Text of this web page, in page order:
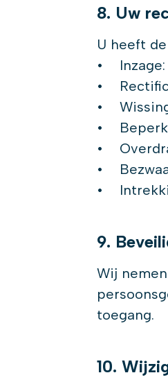
8. Uw
U heeft
• Inzage:
•
•
•
•
•
•
9.
Wij
toegang.
10.